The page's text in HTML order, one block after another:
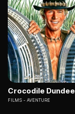
Crocodile Dundee
FILMS AVENTURE